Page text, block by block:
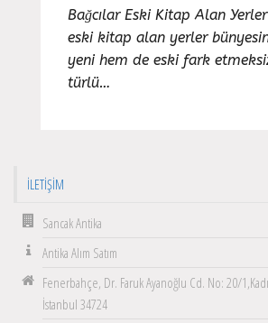
Bağcılar Eski Kitap Alan
eski kitap alan yerler
yeni hem de eski fark
türlü…
İLETIŞIM
Sancak Antika
Antika Alım Satım
Fenerbahçe, Dr. Faruk Ayanoğlu Cd. No: 20/
İstanbul 34724